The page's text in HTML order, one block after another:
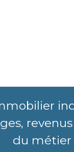
du métier